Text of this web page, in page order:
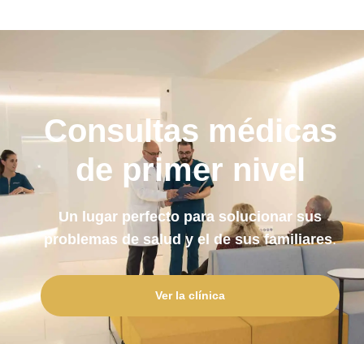
Consultas médicas
de primer nivel
Un lugar perfecto para solucionar sus
problemas de salud y el de sus familiares.
Ver la clínica